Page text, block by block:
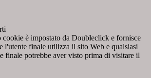
cookie è impostato da Doubleclick e fornisce
l'utente finale utilizza il sito Web e qualsiasi
finale potrebbe aver visto prima di visitare il